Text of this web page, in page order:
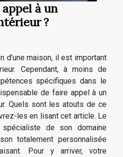
à un
?
d’une maison, il est important
Cependant, à moins de
spécifiques dans le
de faire appel à un
Quels sont les atouts de ce
les en lisant cet article. Le
de son domaine
totalement personnalisée
Pour y arriver, votre